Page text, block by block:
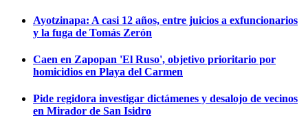
Ayotzinapa: A casi 12 años, entre juicios a exfuncionarios
y la fuga de Tomás Zerón
Caen en Zapopan 'El Ruso', objetivo prioritario por
homicidios en Playa del Carmen
Pide regidora investigar dictámenes y desalojo de vecinos
en Mirador de San Isidro